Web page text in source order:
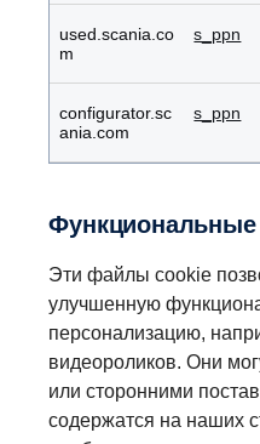
used.scania.co
m
s_ppn
configurator.sc
ania.com
s_ppn
Эти файлы cookie
улучшенную
персонализацию,
видеороликов. Они
или сторонними
содержатся на наших